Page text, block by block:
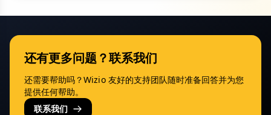
还有更多问题？联系我们
还需要帮助吗？Wizio 友好的支持团队随时准备回答并为您
提供任何帮助。
联系我们